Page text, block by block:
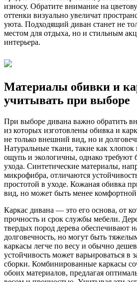
износу. Обратите внимание на
оттенки визуально увеличат
уюта. Подходящий диван станет не
местом для отдыха, но и стильным
интерьера.
Материалы обивки и
учитывать при выборе
При выборе дивана важно обратить
из которых изготовлены обивка и
не только внешний вид, но и
Натуральные ткани, такие как
ощупь и экологичны, однако требуют
ухода. Синтетические материалы,
микрофибра, отличаются
простотой в уходе. Кожаная обивка
вид, но может быть менее
Каркас дивана — это его основа, от
прочность и срок службы мебели.
твердых пород дерева обеспечивают
долговечность, но могут быть
каркасы легче по весу и обычно
устойчивость может варьироваться в
сборки. Комбинированные каркасы
обоих материалов, предлагая